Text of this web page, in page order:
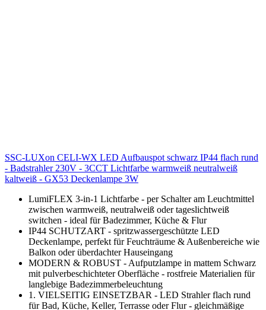
SSC-LUXon CELI-WX LED Aufbauspot schwarz IP44 flach rund
- Badstrahler 230V - 3CCT Lichtfarbe warmweiß neutralweiß
kaltweiß - GX53 Deckenlampe 3W
LumiFLEX 3-in-1 Lichtfarbe - per Schalter am Leuchtmittel
zwischen warmweiß, neutralweiß oder tageslichtweiß
switchen - ideal für Badezimmer, Küche & Flur
IP44 SCHUTZART - spritzwassergeschützte LED
Deckenlampe, perfekt für Feuchträume & Außenbereiche wie
Balkon oder überdachter Hauseingang
MODERN & ROBUST - Aufputzlampe in mattem Schwarz
mit pulverbeschichteter Oberfläche - rostfreie Materialien für
langlebige Badezimmerbeleuchtung
1. VIELSEITIG EINSETZBAR - LED Strahler flach rund
für Bad, Küche, Keller, Terrasse oder Flur - gleichmäßige